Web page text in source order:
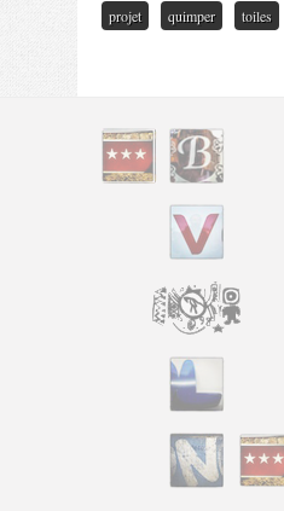
projet quimper toiles